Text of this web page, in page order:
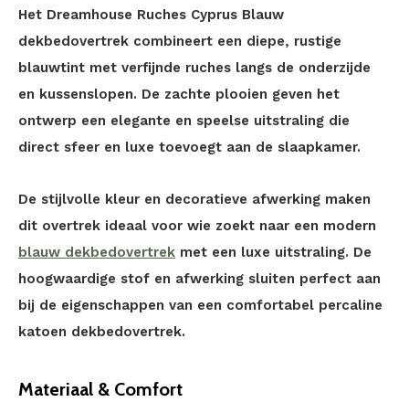
Het Dreamhouse Ruches Cyprus Blauw
dekbedovertrek combineert een diepe, rustige
blauwtint met verfijnde ruches langs de onderzijde
en kussenslopen. De zachte plooien geven het
ontwerp een elegante en speelse uitstraling die
direct sfeer en luxe toevoegt aan de slaapkamer.
De stijlvolle kleur en decoratieve afwerking maken
dit overtrek ideaal voor wie zoekt naar een modern
blauw dekbedovertrek met een luxe uitstraling. De
hoogwaardige stof en afwerking sluiten perfect aan
bij de eigenschappen van een comfortabel percaline
katoen dekbedovertrek.
Materiaal & Comfort